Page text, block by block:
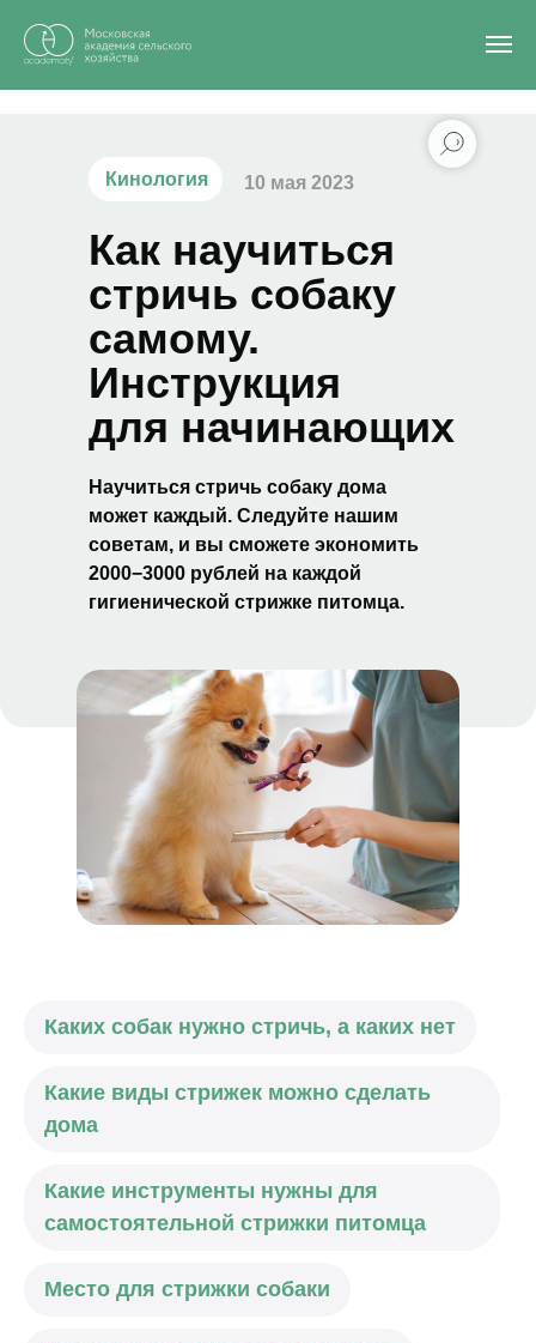
Главная / Блог
Как научиться стричь собаку самому. Инструкция для
Кинология
Как научиться
стричь собаку
самому.
Инструкция
для начинающих
Научиться стричь собаку дома
может каждый. Следуйте нашим
советам, и вы сможете экономить
2000−3000 рублей на каждой
гигиенической стрижке питомца.
10 мая 2023
Каких собак нужно стричь, а каких нет
Какие виды стрижек можно сделать
дома
Какие инструменты нужны для
самостоятельной стрижки питомца
Место для стрижки собаки